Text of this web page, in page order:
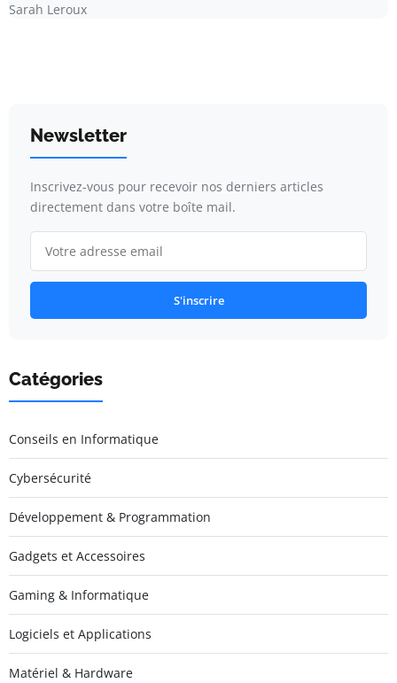
Sarah Leroux
Newsletter
Inscrivez-vous pour recevoir nos derniers articles
directement dans votre boîte mail.
S'inscrire
Catégories
Conseils en Informatique
Cybersécurité
Développement & Programmation
Gadgets et Accessoires
Gaming & Informatique
Logiciels et Applications
Matériel & Hardware